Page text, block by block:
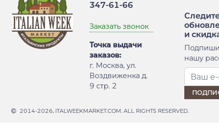
347-61-66
Заказать звонок
Точка выдачи
заказов:
г. Москва, ул.
Воздвиженка д.
9 стр. 2
и
нашу
2014-2026, ITALWEEKMARKET.COM. ALL RIGHTS RESERVED.